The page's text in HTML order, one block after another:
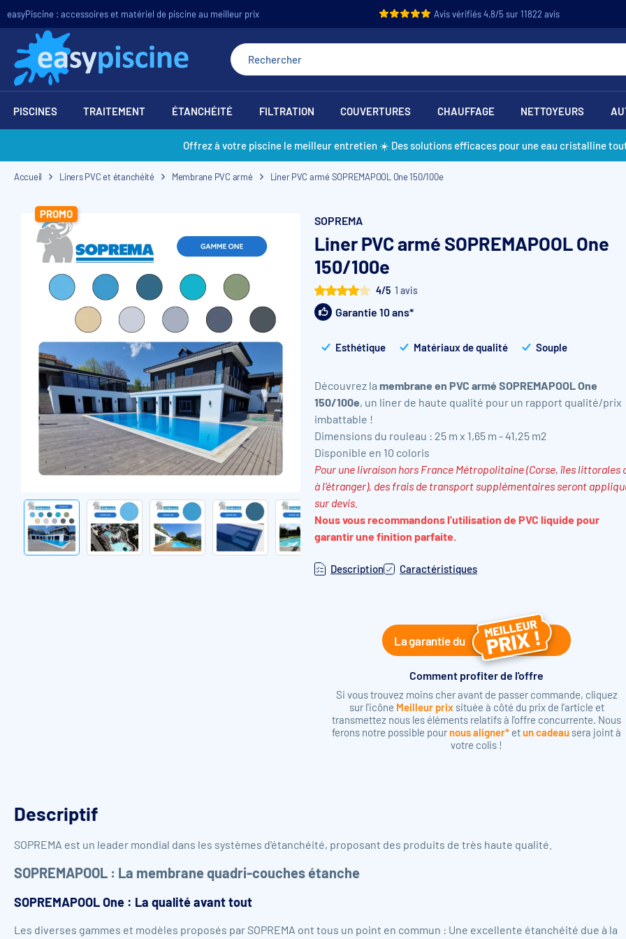
easyPiscine : accessoires et matériel de piscine au meilleur prix Avis vérifiés 4,8/5 sur 11822 avis
PISCINES TRAITEMENT ÉTANCHÉITÉ FILTRATION COUVERTURES CHAUFFAGE NETTOYEURS
Offrez à votre piscine le meilleur entretien ☀️ Des solutions efficaces pour une eau cristalline
Accueil Liners PVC et étanchéité Membrane PVC armé Liner PVC armé SOPREMAPOOL One 150/100e
PROMO SOPREMA
Liner PVC armé SOPREMAPOOL One
150/100e
4/5 1 avis
Garantie 10 ans*
Esthétique Matériaux de qualité Souple
Découvrez la membrane en PVC armé SOPREMAPOOL One
150/100e, un liner de haute qualité pour un rapport qualité/prix
imbattable !
Dimensions du rouleau : 25 m x 1,65 m - 41,25 m2
Disponible en 10 coloris
Pour une livraison hors France Métropolitaine (Corse, îles littorales
à l’étranger), des frais de transport supplémentaires seront
sur devis.
Nous vous recommandons l'utilisation de PVC liquide pour
garantir une finition parfaite.
Description Caractéristiques
La garantie du
Comment profiter de l'offre
Si vous trouvez moins cher avant de passer commande, cliquez
sur l'icône Meilleur prixsituée à côté du prix de l'article et
transmettez nous les éléments relatifs à l'offre concurrente. Nous
ferons notre possible pour nous aligner* etun cadeau sera joint à
votre colis !
Descriptif
SOPREMA est un leader mondial dans les systèmes d'étanchéité, proposant des produits de très haute qualité.
SOPREMAPOOL : La membrane quadri-couches étanche
SOPREMAPOOL One : La qualité avant tout
Les diverses gammes et modèles proposés par SOPREMA ont tous un point en commun : Une excellente étanchéité due à la